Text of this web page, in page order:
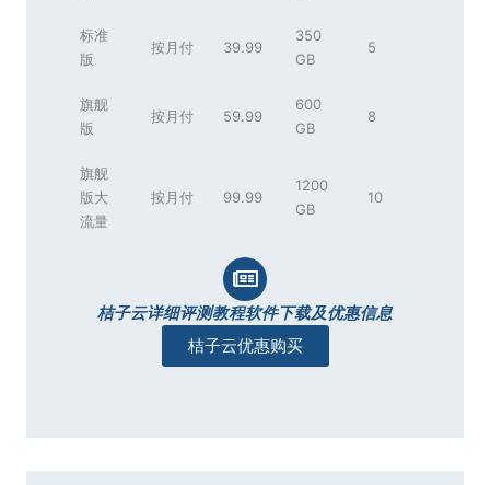
标准
版
按月付 39.99
350
GB
5
旗舰
版
按月付 59.99
600
GB
8
旗舰
版大
流量
按月付 99.99
1200
GB
10
桔子云详细评测教程软件下载及优惠信息
桔子云优惠购买